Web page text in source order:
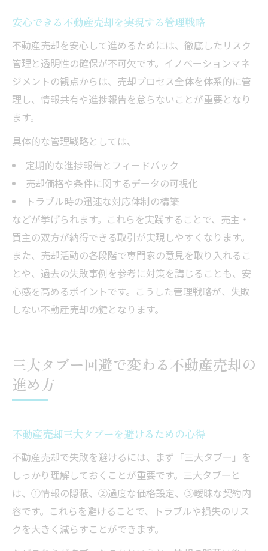
安心できる不動産売却を実現する管理戦略
不動産売却を安心して進めるためには、徹底したリスク
管理と透明性の確保が不可欠です。イノベーションマネ
ジメントの観点からは、売却プロセス全体を体系的に管
理し、情報共有や進捗報告を怠らないことが重要となり
ます。
具体的な管理戦略としては、
定期的な進捗報告とフィードバック
売却価格や条件に関するデータの可視化
トラブル時の迅速な対応体制の構築
などが挙げられます。これらを実践することで、売主・
買主の双方が納得できる取引が実現しやすくなります。
また、売却活動の各段階で専門家の意見を取り入れるこ
とや、過去の失敗事例を参考に対策を講じることも、安
心感を高めるポイントです。こうした管理戦略が、失敗
しない不動産売却の鍵となります。
三大タブー回避で変わる不動産売却の
進め方
不動産売却三大タブーを避けるための心得
不動産売却で失敗を避けるには、まず「三大タブー」を
しっかり理解しておくことが重要です。三大タブーと
は、①情報の隠蔽、②過度な価格設定、③曖昧な契約内
容です。これらを避けることで、トラブルや損失のリス
クを大きく減らすことができます。